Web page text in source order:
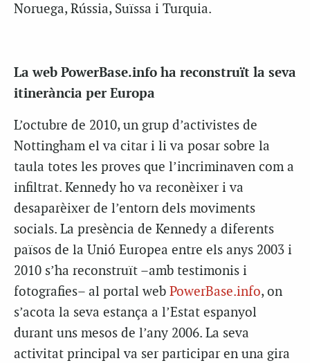
Noruega, Rússia, Suïssa i Turquia.
La web PowerBase.info ha reconstruït la seva
itinerància per Europa
L’octubre de 2010, un grup d’activistes de
Nottingham el va citar i li va posar sobre la
taula totes les proves que l’incriminaven com a
infiltrat. Kennedy ho va reconèixer i va
desaparèixer de l’entorn dels moviments
socials. La presència de Kennedy a diferents
països de la Unió Europea entre els anys 2003 i
2010 s’ha reconstruït –amb testimonis i
fotografies– al portal web PowerBase.info, on
s’acota la seva estança a l’Estat espanyol
durant uns mesos de l’any 2006. La seva
activitat principal va ser participar en una gira